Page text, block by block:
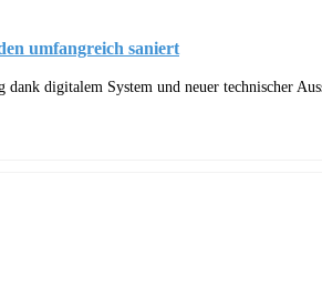
umfangreich saniert
digitalem System und neuer technischer